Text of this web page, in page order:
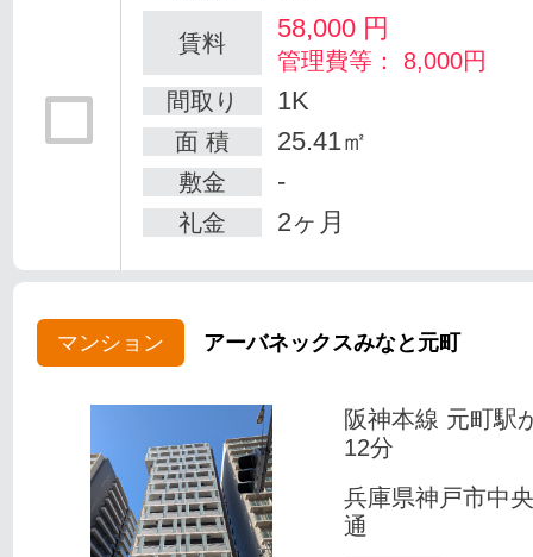
賃料 58,000 円
管理費等： 8,000円
間取り
1K
面 積 25.41㎡
敷金 -
礼金 2ヶ月
マンション アーバネックスみなと元町
阪神本線 元町駅
12分
兵庫県神戸市中
通